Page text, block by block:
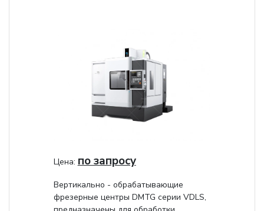
Цена: по запросу
Вертикально - обрабатывающие
фрезерные центры DMTG серии VDLS,